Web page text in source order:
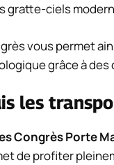
gratte-ciels
vous permet
grâce à
les
Congrès Porte
de profiter